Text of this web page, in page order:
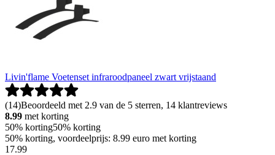
Livin'flame Voetenset infraroodpaneel zwart vrijstaand
(14)Beoordeeld met 2.9 van de 5 sterren, 14 klantreviews
8.99 met korting
50% korting50% korting
50% korting, voordeelprijs: 8.99 euro met korting
17.99